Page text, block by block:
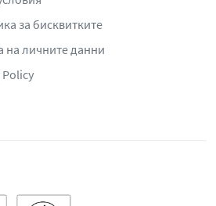
за бисквитките
на личните данни
Policy